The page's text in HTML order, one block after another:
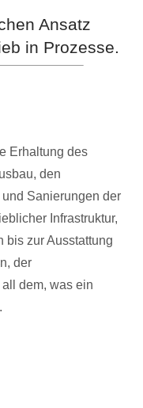
Ansatz
in Prozesse.
Erhaltung des
den
Sanierungen der
Infrastruktur,
bis zur Ausstattung
der
dem, was ein